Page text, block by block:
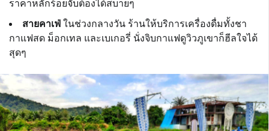
ราคาหลักร้อยจับต้องได้สบายๆ
สายคาเฟ่ในช่วงกลางวัน ร้านให้บริการเครื่องดื่มทั้งชา
กาแฟสด ม็อกเทล และเบเกอรี่ นั่งจิบกาแฟดูวิวภูเขาก็ฮีลใจได้
สุดๆ